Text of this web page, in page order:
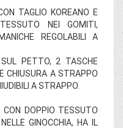
TAGLIO KOREANO E
NEI GOMITI,
REGOLABILI A
PETTO, 2 TASCHE
CHIUSURA A STRAPPO
A STRAPPO.
CON DOPPIO TESSUTO
GINOCCHIA, HA IL